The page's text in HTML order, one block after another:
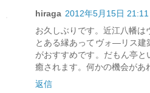
hiraga 2012年5月15日 21:11
お久しぶりです。近江八幡は
とある縁あってヴォ―リス建
がおすすめです。だもん亭
癒されます。何かの機会があ
返信